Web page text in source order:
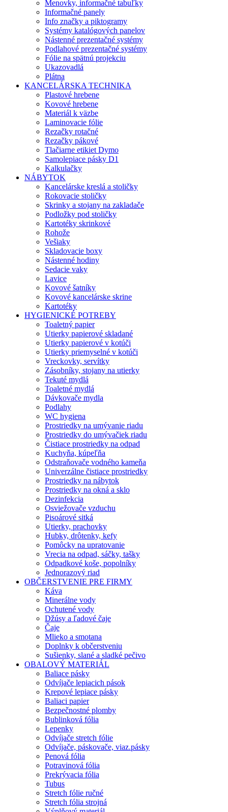
Menovky, informačné tabuľky
Informačné panely
Info značky a piktogramy
Systémy katalógových panelov
Nástenné prezentačné systémy
Podlahové prezentačné systémy
Fólie na spätnú projekciu
Ukazovadlá
Plátna
KANCELÁRSKA TECHNIKA
Plastové hrebene
Kovové hrebene
Materiál k väzbe
Laminovacie fólie
Rezačky rotačné
Rezačky pákové
Tlačiarne etikiet Dymo
Samolepiace pásky D1
Kalkulačky
NÁBYTOK
Kancelárske kreslá a stoličky
Rokovacie stoličky
Skrinky a stojany na zakladače
Podložky pod stoličky
Kartotéky skrinkové
Rohože
Vešiaky
Skladovacie boxy
Nástenné hodiny
Sedacie vaky
Lavice
Kovové šatníky
Kovové kancelárske skrine
Kartotéky
HYGIENICKÉ POTREBY
Toaletný papier
Utierky papierové skladané
Utierky papierové v kotúči
Utierky priemyselné v kotúči
Vreckovky, servítky
Zásobníky, stojany na utierky
Tekuté mydlá
Toaletné mydlá
Dávkovače mydla
Podlahy
WC hygiena
Prostriedky na umývanie riadu
Prostriedky do umývačiek riadu
Čistiace prostriedky na odpad
Kuchyňa, kúpeľňa
Odstraňovače vodného kameňa
Univerzálne čistiace prostriedky
Prostriedky na nábytok
Prostriedky na okná a sklo
Dezinfekcia
Osviežovače vzduchu
Pisoárové sitká
Utierky, prachovky
Hubky, drôtenky, kefy
Pomôcky na upratovanie
Vrecia na odpad, sáčky, tašky
Odpadkové koše, popolníky
Jednorazový riad
OBČERSTVENIE PRE FIRMY
Káva
Minerálne vody
Ochutené vody
Džúsy a ľadové čaje
Čaje
Mlieko a smotana
Doplnky k občerstveniu
Sušienky, slané a sladké pečivo
OBALOVÝ MATERIÁL
Baliace pásky
Odvíjače lepiacich pások
Krepové lepiace pásky
Baliaci papier
Bezpečnostné plomby
Bublinková fólia
Lepenky
Odvíjače stretch fólie
Odvíjače, páskovače, viaz.pásky
Penová fólia
Potravinová fólia
Prekrývacia fólia
Tubus
Stretch fólie ručné
Stretch fólia strojná